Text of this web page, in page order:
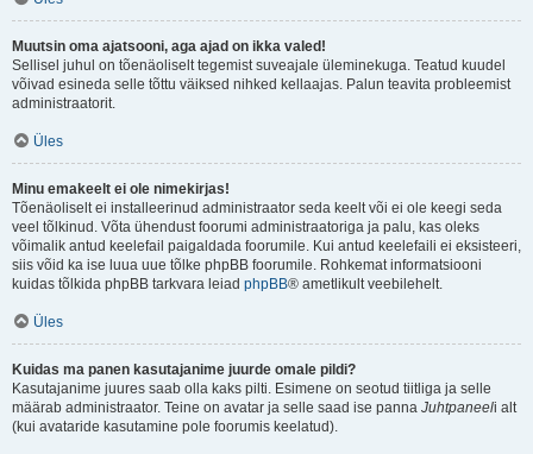
Muutsin oma ajatsooni, aga ajad on ikka valed!
Sellisel juhul on tõenäoliselt tegemist suveajale üleminekuga. Teatud kuudel
võivad esineda selle tõttu väiksed nihked kellaajas. Palun teavita probleemist
administraatorit.
Üles
Minu emakeelt ei ole nimekirjas!
Tõenäoliselt ei installeerinud administraator seda keelt või ei ole keegi seda
veel tõlkinud. Võta ühendust foorumi administraatoriga ja palu, kas oleks
võimalik antud keelefail paigaldada foorumile. Kui antud keelefaili ei eksisteeri,
siis võid ka ise luua uue tõlke phpBB foorumile. Rohkemat informatsiooni
kuidas tõlkida phpBB tarkvara leiad phpBB® ametlikult veebilehelt.
Üles
Kuidas ma panen kasutajanime juurde omale pildi?
Kasutajanime juures saab olla kaks pilti. Esimene on seotud tiitliga ja selle
määrab administraator. Teine on avatar ja selle saad ise panna Juhtpaneeli alt
(kui avataride kasutamine pole foorumis keelatud).